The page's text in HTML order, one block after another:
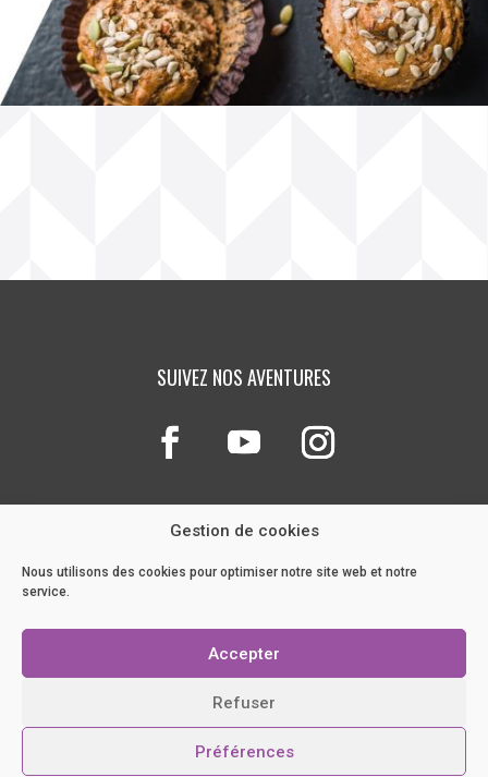
Gestion de cookies
Nous utilisons des cookies pour optimiser notre site web et notre
service.
Accepter
Refuser
Préférences
SUIVEZ NOS AVENTURES
NOTRE BLOG
POLITIQUE DE COOKIES
CRÉATION ORIGINALEMOOXY.CO
PRUSSIK